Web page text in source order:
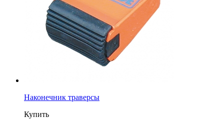
Наконечник траверсы
Купить